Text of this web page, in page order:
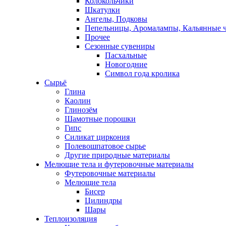
Шкатулки
Ангелы, Подковы
Пепельницы, Аромалампы, Кальянные
Прочее
Сезонные сувениры
Пасхальные
Новогодние
Символ года кролика
Сырьё
Глина
Каолин
Глинозём
Шамотные порошки
Гипс
Силикат циркония
Полевошпатовое сырье
Другие природные материалы
Мелющие тела и футеровочные материалы
Футеровочные материалы
Мелющие тела
Бисер
Цилиндры
Шары
Теплоизоляция